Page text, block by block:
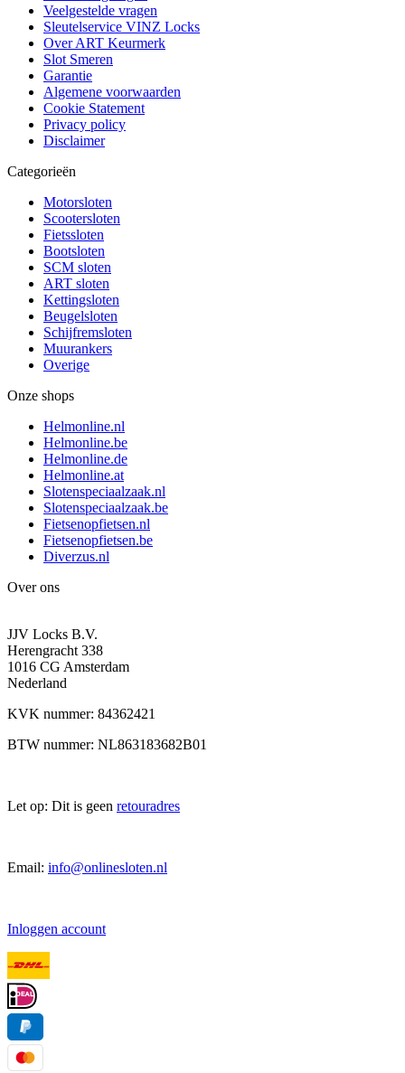
Veelgestelde vragen
Sleutelservice VINZ Locks
Over ART Keurmerk
Slot Smeren
Garantie
Algemene voorwaarden
Cookie Statement
Privacy policy
Disclaimer
Categorieën
Motorsloten
Scootersloten
Fietssloten
Bootsloten
SCM sloten
ART sloten
Kettingsloten
Beugelsloten
Schijfremsloten
Muurankers
Overige
Onze shops
Helmonline.nl
Helmonline.be
Helmonline.de
Helmonline.at
Slotenspeciaalzaak.nl
Slotenspeciaalzaak.be
Fietsenopfietsen.nl
Fietsenopfietsen.be
Diverzus.nl
Over ons
JJV Locks B.V.
Herengracht 338
1016 CG Amsterdam
Nederland
KVK nummer: 84362421
BTW nummer: NL863183682B01
Let op: Dit is geen retouradres
Email: info@onlinesloten.nl
Inloggen account